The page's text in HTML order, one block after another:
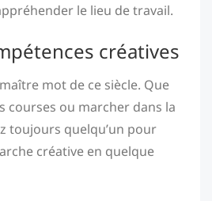
le lieu de travail.
créatives
mot de ce siècle. Que
courses ou marcher dans la
toujours quelqu’un pour
créative en quelque